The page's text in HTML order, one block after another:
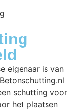
eigenaar is van
schutting voor
het plaatsen